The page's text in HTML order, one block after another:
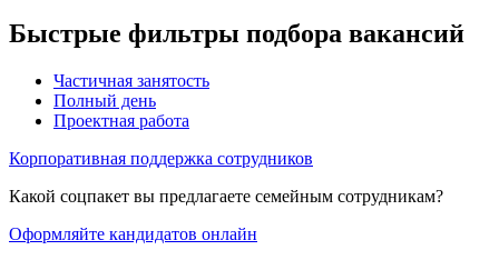
Быстрые фильтры подбора вакансий
Частичная занятость
Полный день
Проектная работа
Корпоративная поддержка сотрудников
Какой соцпакет вы предлагаете семейным сотрудникам?
Оформляйте кандидатов онлайн